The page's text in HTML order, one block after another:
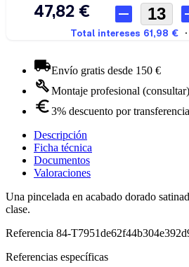
Envío gratis desde 150 €
Montaje profesional (consultar)
3% descuento por transferencia
Descripción
Ficha técnica
Documentos
Valoraciones
Una pincelada en acabado dorado
clase.
Referencia 84-
Referencias específicas